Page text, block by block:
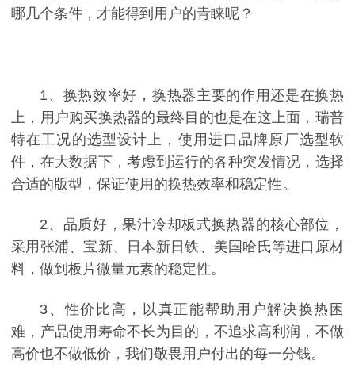
哪几个条件，才能得到用户的青睐呢？
1、换热效率好，换热器主要的作用还是在换热
上，用户购买换热器的最终目的也是在这上面，瑞普
特在工况的选型设计上，使用进口品牌原厂选型软
件，在大数据下，考虑到运行的各种突发情况，选择
合适的版型，保证使用的换热效率和稳定性。
2、品质好，果汁冷却板式换热器的核心部位，
采用张浦、宝新、日本新日铁、美国哈氏等进口原材
料，做到板片微量元素的稳定性。
3、性价比高，以真正能帮助用户解决换热困
难，产品使用寿命不长为目的，不追求高利润，不做
高价也不做低价，我们敬畏用户付出的每一分钱。